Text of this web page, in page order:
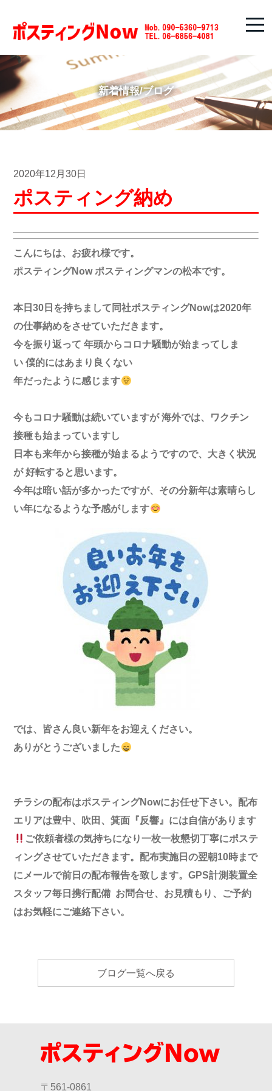
新着情報/ブログ
2020年12月30日
ポスティング納め
こんにちは、お疲れ様です。
ポスティングNow ポスティングマンの松本です。
本日30 日を持ちまして 同社ポスティングNowは2020年
の仕事納めをさせていただきます。
今を振り返って 年頭からコロナ騒動が始まってしま
い僕的にはあまり良くない
年だったように感じます
今もコロナ騒動は続いていますが海外では、ワクチン
接種も始まっていますし
日本も来年から接種が始まるようですので、大きく状況
が 好転すると思います。
今年は暗い話が多かったですが、その分新年は素晴らし
い年になるような予感がします
では、皆さん 良い新年をお迎えください。
ありがとうございました
チラシの配布はポスティングNowにお任せ下さい。配布
エリアは豊中、吹田、箕面『反響』には自信があります
ご依頼者様の気持ちになり一枚一枚懇切丁寧にポステ
ィングさせていただきます。 配布実施日の翌朝10時まで
にメールで前日の配布報告を致します。GPS計測装置全
スタッフ毎日携行配備 お問合せ、お見積もり、ご予約
はお気軽にご連絡下さい。
ブログ一覧へ戻る
〒561-0861